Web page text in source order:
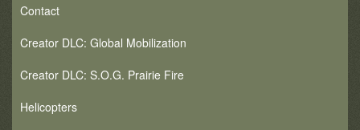
Contact
Creator DLC: Global Mobilization
Creator DLC: S.O.G. Prairie Fire
Helicopters